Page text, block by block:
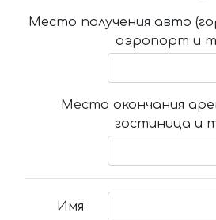
Место получения авто
аэропорт и
Место окончания
гостиница и
Имя